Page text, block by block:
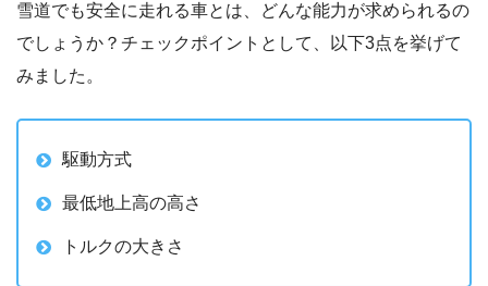
雪道でも安全に走れる車とは、どんな能力が求められるの
でしょうか？チェックポイントとして、以下3点を挙げて
みました。
駆動方式
最低地上高の高さ
トルクの大きさ